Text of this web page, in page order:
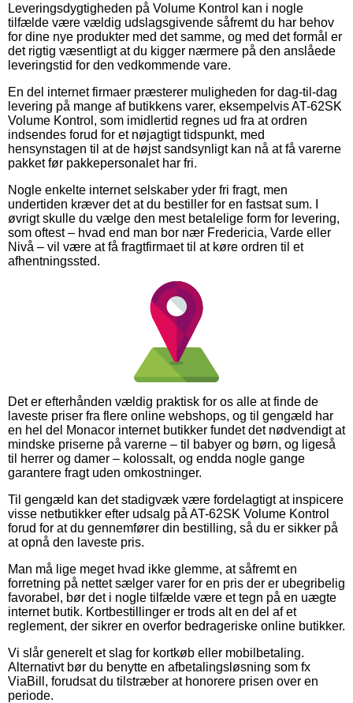
Leveringsdygtigheden på Volume Kontrol kan i nogle
tilfælde være vældig udslagsgivende såfremt du har behov
for dine nye produkter med det samme, og med det formål er
det rigtig væsentligt at du kigger nærmere på den anslåede
leveringstid for den vedkommende vare.
En del internet firmaer præsterer muligheden for dag-til-dag
levering på mange af butikkens varer, eksempelvis AT-62SK
Volume Kontrol, som imidlertid regnes ud fra at ordren
indsendes forud for et nøjagtigt tidspunkt, med
hensynstagen til at de højst sandsynligt kan nå at få varerne
pakket før pakkepersonalet har fri.
Nogle enkelte internet selskaber yder fri fragt, men
undertiden kræver det at du bestiller for en fastsat sum. I
øvrigt skulle du vælge den mest betalelige form for levering,
som oftest – hvad end man bor nær Fredericia, Varde eller
Nivå – vil være at få fragtfirmaet til at køre ordren til et
afhentningssted.
Det er efterhånden vældig praktisk for os alle at finde de
laveste priser fra flere online webshops, og til gengæld har
en hel del Monacor internet butikker fundet det nødvendigt at
mindske priserne på varerne – til babyer og børn, og ligeså
til herrer og damer – kolossalt, og endda nogle gange
garantere fragt uden omkostninger.
Til gengæld kan det stadigvæk være fordelagtigt at inspicere
visse netbutikker efter udsalg på AT-62SK Volume Kontrol
forud for at du gennemfører din bestilling, så du er sikker på
at opnå den laveste pris.
Man må lige meget hvad ikke glemme, at såfremt en
forretning på nettet sælger varer for en pris der er ubegribelig
favorabel, bør det i nogle tilfælde være et tegn på en uægte
internet butik. Kortbestillinger er trods alt en del af et
reglement, der sikrer en overfor bedrageriske online butikker.
Vi slår generelt et slag for kortkøb eller mobilbetaling.
Alternativt bør du benytte en afbetalingsløsning som fx
ViaBill, forudsat du tilstræber at honorere prisen over en
periode.